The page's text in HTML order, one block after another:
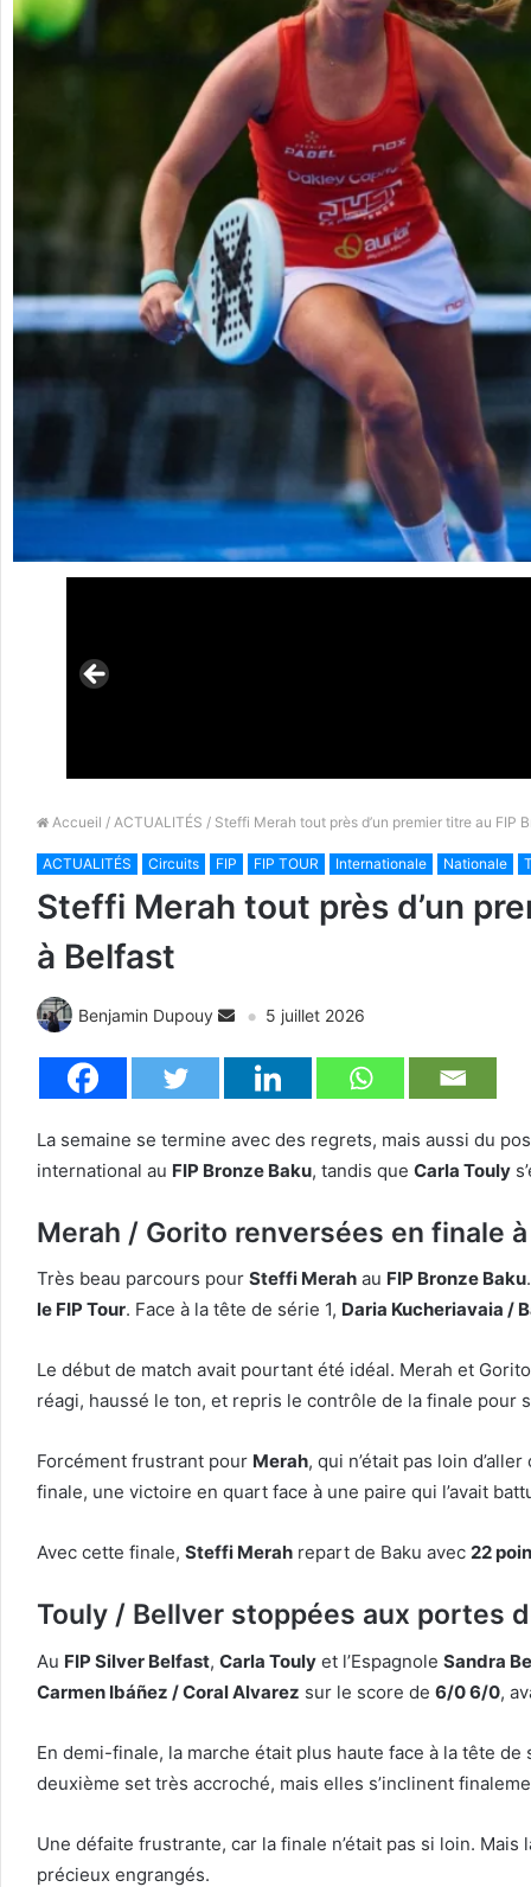
Accueil / ACTUALITÉS / Steffi Merah tout près d’un premier titre au FIP
ACTUALITÉS Circuits FIP FIP TOUR Internationale Nationale
Steffi Merah tout près d’un
à Belfast
Benjamin Dupouy 5 juillet 2026
La semaine se termine avec des regrets, mais aussi du
international au FIP Bronze Baku, tandis que Carla Touly
Merah / Gorito renversées en finale
Très beau parcours pour Steffi Merah au FIP Bronze Baku
le FIP Tour. Face à la tête de série 1, Daria Kucheriavaia /
Le début de match avait pourtant été idéal. Merah et
réagi, haussé le ton, et repris le contrôle de la finale pour
Forcément frustrant pour Merah, qui n’était pas loin
finale, une victoire en quart face à une paire qui l’avait
Avec cette finale, Steffi Merah repart de Baku avec 22
Touly / Bellver stoppées aux portes
Au FIP Silver Belfast, Carla Touly et l’Espagnole Sandra
Carmen Ibáñez / Coral Alvarez sur le score de 6/0 6/0,
En demi-finale, la marche était plus haute face à la tête
deuxième set très accroché, mais elles s’inclinent
Une défaite frustrante, car la finale n’était pas si loin.
précieux engrangés.